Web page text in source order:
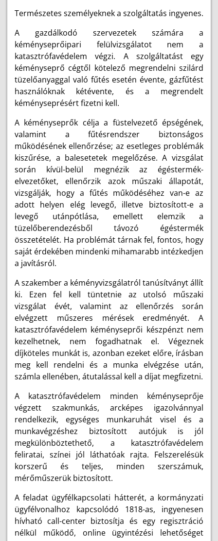
Természetes személyeknek a szolgáltatás ingyenes.
A gazdálkodó szervezetek számára a
kéményseprőipari felülvizsgálatot nem a
katasztrófavédelem végzi. A szolgáltatást egy
kéményseprő cégtől kötelező megrendelni szilárd
tüzelőanyaggal való fűtés esetén évente, gázfűtést
használóknak kétévente, és a megrendelt
kéményseprésért fizetni kell.
A kéményseprők célja a füstelvezető épségének,
valamint a fűtésrendszer biztonságos
működésének ellenőrzése; az esetleges problémák
kiszűrése, a balesetetek megelőzése. A vizsgálat
során kívül-belül megnézik az égéstermék-
elvezetőket, ellenőrzik azok műszaki állapotát,
vizsgálják, hogy a fűtés működéséhez van-e az
adott helyen elég levegő, illetve biztosított-e a
levegő utánpótlása, emellett elemzik a
tüzelőberendezésből távozó égéstermék
összetételét. Ha problémát tárnak fel, fontos, hogy
saját érdekében mindenki mihamarabb intézkedjen
a javításról.
A szakember a kéményvizsgálatról tanúsítványt állít
ki. Ezen fel kell tüntetnie az utolsó műszaki
vizsgálat évét, valamint az ellenőrzés során
elvégzett műszeres mérések eredményét. A
katasztrófavédelem kéményseprői készpénzt nem
kezelhetnek, nem fogadhatnak el. Végeznek
díjköteles munkát is, azonban ezeket előre, írásban
meg kell rendelni és a munka elvégzése után,
számla ellenében, átutalással kell a díjat megfizetni.
A katasztrófavédelem minden kéményseprője
végzett szakmunkás, arcképes igazolvánnyal
rendelkezik, egységes munkaruhát visel és a
munkavégzéshez biztosított autójuk is jól
megkülönböztethető, a katasztrófavédelem
feliratai, színei jól láthatóak rajta. Felszerelésük
korszerű és teljes, minden szerszámuk,
mérőműszerük biztosított.
A feladat ügyfélkapcsolati hátterét, a kormányzati
ügyfélvonalhoz kapcsolódó 1818-as, ingyenesen
hívható call-center biztosítja és egy regisztráció
nélkül működő, online ügyintézési lehetőséget